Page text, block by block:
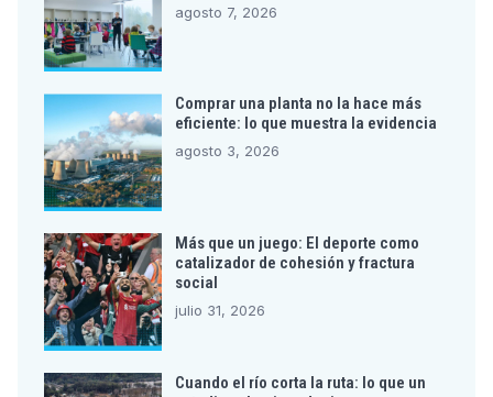
agosto 7, 2026
Comprar una planta no la hace más
eficiente: lo que muestra la evidencia
agosto 3, 2026
Más que un juego: El deporte como
catalizador de cohesión y fractura
social
julio 31, 2026
Cuando el río corta la ruta: lo que un